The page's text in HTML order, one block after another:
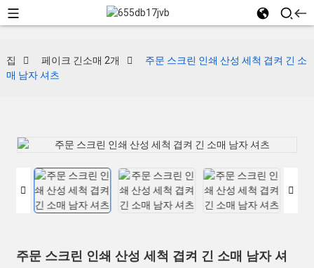
집 페이크 긴소매 2개
주문 스크린 인쇄 산성 세척 겹켜 긴 소
매 남자 셔츠
주문 스크린 인쇄 산성 세척 겹켜 긴 소매 남자 셔